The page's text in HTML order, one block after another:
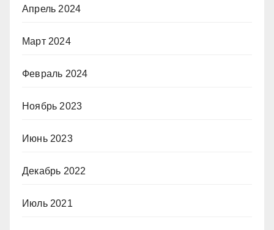
Апрель 2024
Март 2024
Февраль 2024
Ноябрь 2023
Июнь 2023
Декабрь 2022
Июль 2021